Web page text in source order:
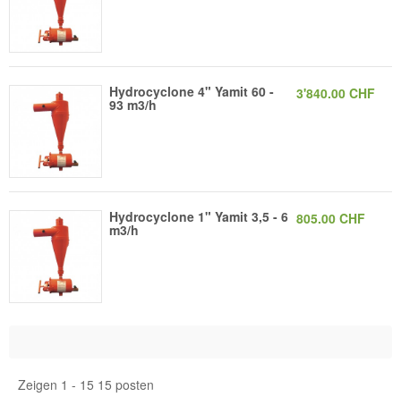
Hydrocyclone 4" Yamit 60 -
93 m3/h
3'840.00 CHF
Hydrocyclone 1" Yamit 3,5 - 6
m3/h
805.00 CHF
Zeigen 1 - 15 15 posten